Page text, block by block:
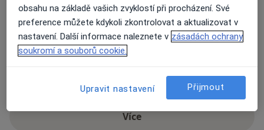
Přiblížit mapuse otevře v nové záložce
Dostupnost
Na této adrese online kalendář není aktivní
Víceo adrese
obsahu na základě vašich zvyklostí při procházení. Své
preference můžete kdykoli zkontrolovat a aktualizovat v
nastavení. Další informace naleznete v zásadách ochrany
soukromí a souborů cookie.
Upravit nastavení Přijmout